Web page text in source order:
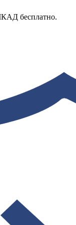
бесплатно.